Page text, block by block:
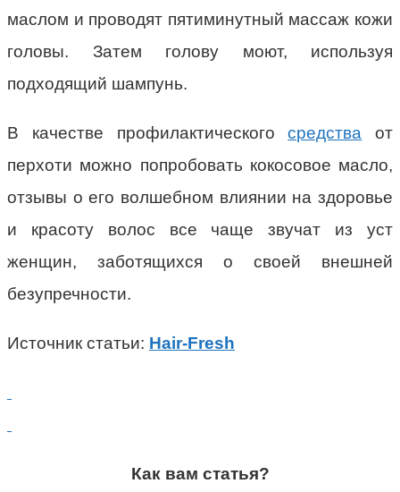
маслом и проводят пятиминутный массаж кожи
головы. Затем голову моют, используя
подходящий шампунь.
В качестве профилактическогосредства от
перхоти можно попробовать кокосовое масло,
отзывы о его волшебном влиянии на здоровье
и красоту волос все чаще звучат из уст
женщин, заботящихся о своей внешней
безупречности.
Источник статьи: Hair-Fresh
Как вам статья?